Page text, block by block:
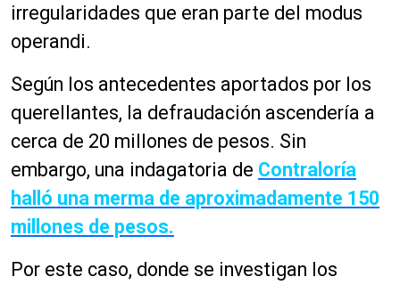
irregularidades que eran parte del modus
operandi.
Según los antecedentes aportados por los
querellantes, la defraudación ascendería a
cerca de 20 millones de pesos. Sin
embargo, una indagatoria de Contraloría
halló una merma de aproximadamente 150
millones de pesos.
Por este caso, donde se investigan los